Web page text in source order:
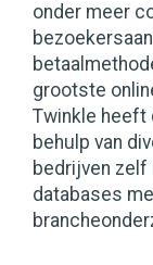
onder meer
grootste
Twinkle heeft
behulp van
bedrijven zelf
databases